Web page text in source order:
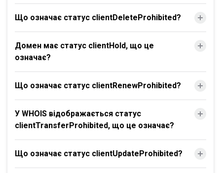
Що означає статус clientDeleteProhibited?
Домен має статус clientHold, що це
означає?
Що означає статус clientRenewProhibited?
У WHOIS відображається статус
clientTransferProhibited, що це означає?
Що означає статус clientUpdateProhibited?